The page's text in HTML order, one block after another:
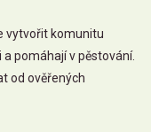
vytvořit komunitu
pomáhají v pěstování.
od ověřených